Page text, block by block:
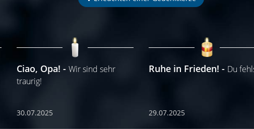
Ciao, Opa!
Wir sind sehr
traurig!
30.07.2025
Ruhe in Frieden! Du
29.07.2025